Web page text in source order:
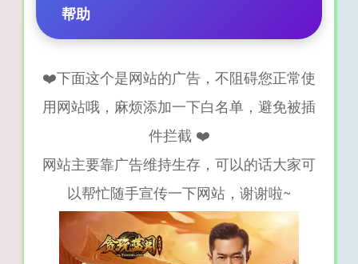
帮助
❤️下面这个是网站的广告，不阻碍您正常使
用网站哦，麻烦添加一下白名单，避免被插
件拦截 ❤️
网站主要靠广告维持生存，可以的话大家可
以帮忙随手宣传一下网站，谢谢啦~